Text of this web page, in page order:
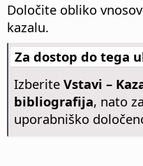
Določite obliko
kazalu.
Za dostop do tega
Izberite Vstavi –
bibliografija, nato
uporabniško